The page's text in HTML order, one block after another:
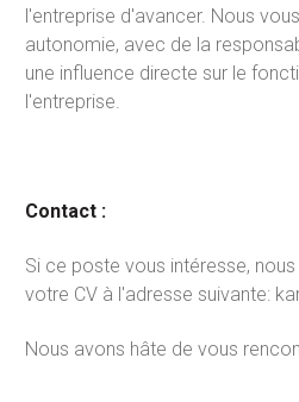
l'entreprise d'avancer. Nous
autonomie, avec de la
une influence directe sur le
l'entreprise.
Contact :
Si ce poste vous intéresse,
votre CV à l'adresse suivante:
Nous avons hâte de vous